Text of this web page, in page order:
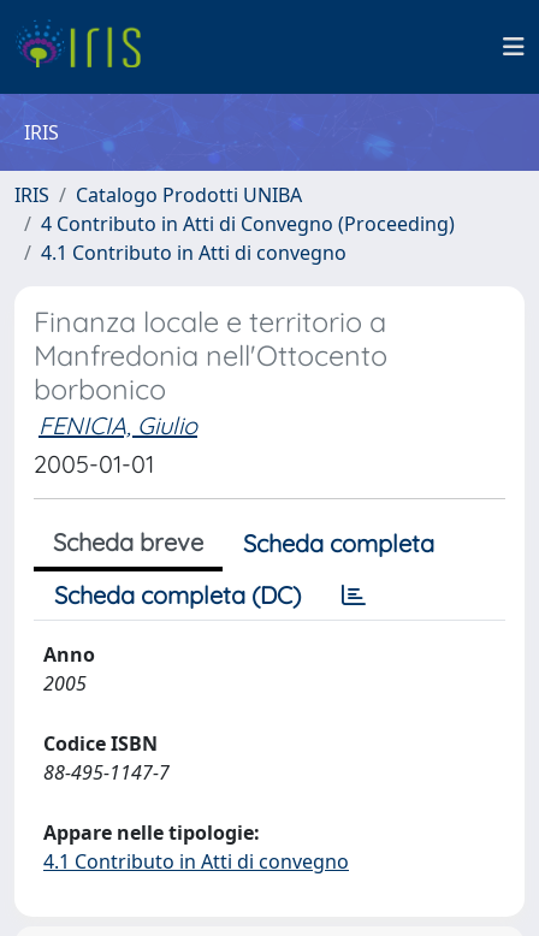
IRIS
IRIS
Catalogo Prodotti UNIBA
4 Contributo in Atti di Convegno (Proceeding)
4.1 Contributo in Atti di convegno
Finanza locale e territorio a
Manfredonia nell'Ottocento
borbonico
FENICIA, Giulio
2005-01-01
Scheda breve
Scheda completa
Scheda completa (DC)
Anno
2005
Codice ISBN
88-495-1147-7
Appare nelle tipologie:
4.1 Contributo in Atti di convegno